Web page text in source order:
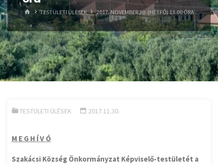
HOMETESTÜLETI ÜLÉSEK 2017. NOVEMBER 30. (HÉTFŐ) 13.00 ÓRA
TESTÜLETI ÜLÉSEK 2017.11.30.
M E G H Í V Ó
Szakácsi Község Önkormányzat Képviselő-testületét a